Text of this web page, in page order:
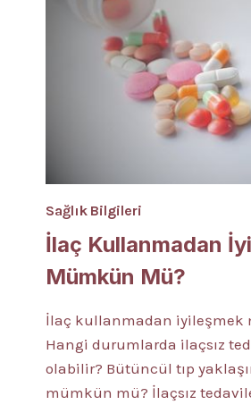
Sağlık Bilgileri
İlaç Kullanmadan
Mümkün Mü?
İlaç kullanmadan iyileşmek
Hangi durumlarda ilaçsız
olabilir? Bütüncül tıp
mümkün mü? İlaçsız